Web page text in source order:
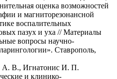
оценка возможностей
и магниторезонансной
воспалительных
пазух и уха // Материалы
вопросы научно-
Ставрополь,
В., Игнатонис И. П.
и клинико-